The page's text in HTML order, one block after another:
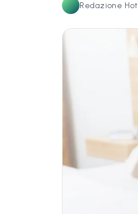
Redazione